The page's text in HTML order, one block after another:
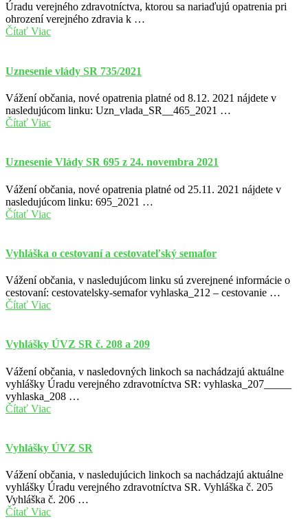
Úradu verejného zdravotníctva, ktorou sa nariaďujú opatrenia pri
ohrození verejného zdravia k …
Čítať Viac
Uznesenie vlády SR 735/2021
Vážení občania, nové opatrenia platné od 8.12. 2021 nájdete v
nasledujúcom linku: Uzn_vlada_SR__465_2021 …
Čítať Viac
Uznesenie Vlády SR 695 z 24. novembra 2021
Vážení občania, nové opatrenia platné od 25.11. 2021 nájdete v
nasledujúcom linku: 695_2021 …
Čítať Viac
Vyhláška o cestovaní a cestovateľský semafor
Vážení občania, v nasledujúcom linku sú zverejnené informácie o
cestovaní: cestovatelsky-semafor vyhlaska_212 – cestovanie …
Čítať Viac
Vyhlášky ÚVZ SR č. 208 a 209
Vážení občania, v nasledovných linkoch sa nachádzajú aktuálne
vyhlášky Úradu verejného zdravotníctva SR: vyhlaska_207_____
vyhlaska_208 …
Čítať Viac
Vyhlášky ÚVZ SR
Vážení občania, v nasledujúcich linkoch sa nachádzajú aktuálne
vyhlášky Úradu verejného zdravotníctva SR. Vyhláška č. 205
Vyhláška č. 206 …
Čítať Viac